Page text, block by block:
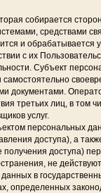
собирается
средствами
и обрабатывается
с их
Субъект
документами.
третьих лиц, в том
услуг.
персональных
доступа), а
получения доступа)
не
в
определенных